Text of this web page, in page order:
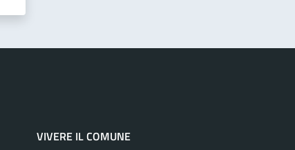
VIVERE IL COMUNE